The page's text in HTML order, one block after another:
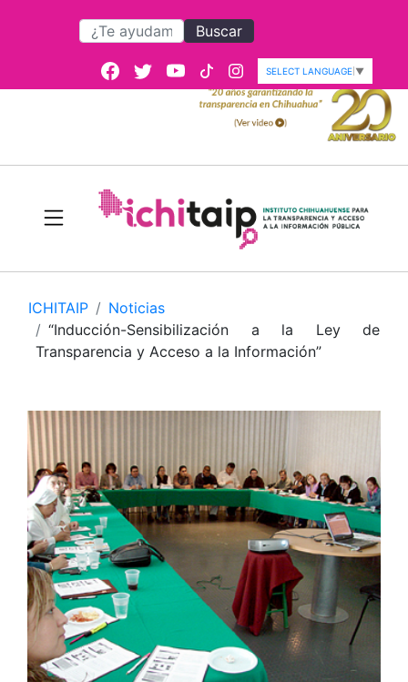
Buscar
SELECT LANGUAGE ▼
ICHITAIP
Noticias
“Inducción-Sensibilización a la Ley de
Transparencia y Acceso a la Información”